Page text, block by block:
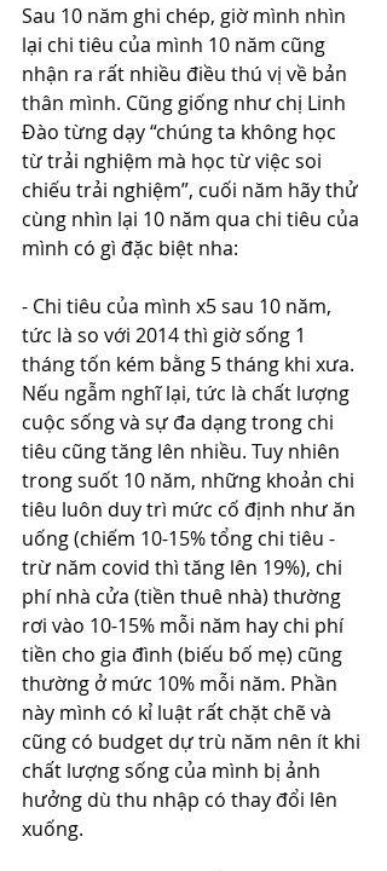
Sau 10 năm ghi chép, giờ mình nhìn
lại chi tiêu của mình 10 năm cũng
nhận ra rất nhiều điều thú vị về bản
thân mình. Cũng giống như chị Linh
Đào từng dạy “chúng ta không học
từ trải nghiệm mà học từ việc soi
chiếu trải nghiệm”, cuối năm hãy thử
cùng nhìn lại 10 năm qua chi tiêu của
mình có gì đặc biệt nha:
- Chi tiêu của mình x5 sau 10 năm,
tức là so với 2014 thì giờ sống 1
tháng tốn kém bằng 5 tháng khi xưa.
Nếu ngẫm nghĩ lại, tức là chất lượng
cuộc sống và sự đa dạng trong chi
tiêu cũng tăng lên nhiều. Tuy nhiên
trong suốt 10 năm, những khoản chi
tiêu luôn duy trì mức cố định như ăn
uống (chiếm 10-15% tổng chi tiêu -
trừ năm covid thì tăng lên 19%), chi
phí nhà cửa (tiền thuê nhà) thường
rơi vào 10-15% mỗi năm hay chi phí
tiền cho gia đình (biếu bố mẹ) cũng
thường ở mức 10% mỗi năm. Phần
này mình có kỉ luật rất chặt chẽ và
cũng có budget dự trù năm nên ít khi
chất lượng sống của mình bị ảnh
hưởng dù thu nhập có thay đổi lên
xuống.